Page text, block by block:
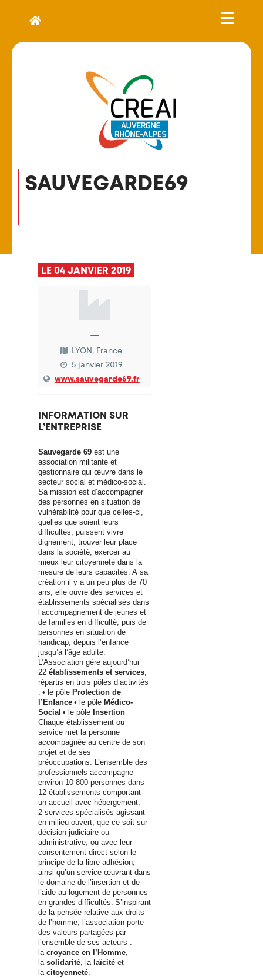
SAUVEGARDE69
LE 04 JANVIER 2019
—
LYON, France
5 janvier 2019
www.sauvegarde69.fr
INFORMATION SUR
L’ENTREPRISE
Sauvegarde 69 est une
association militante et
gestionnaire qui œuvre dans le
secteur social et médico-social.
Sa mission est d’accompagner
des personnes en situation de
vulnérabilité pour que celles-ci,
quelles que soient leurs
difficultés, puissent vivre
dignement, trouver leur place
dans la société, exercer au
mieux leur citoyenneté dans la
mesure de leurs capacités. A sa
création il y a un peu plus de 70
ans, elle ouvre des services et
établissements spécialisés dans
l’accompagnement de jeunes et
de familles en difficulté, puis de
personnes en situation de
handicap, depuis l’enfance
jusqu’à l’âge adulte.
L’Association gère aujourd’hui
22 établissements et services,
répartis en trois pôles d’activités
: • le pôle Protection de
l’Enfance • le pôle Médico-
Social • le pôle Insertion
Chaque établissement ou
service met la personne
accompagnée au centre de son
projet et de ses
préoccupations. L’ensemble des
professionnels accompagne
environ 10 800 personnes dans
12 établissements comportant
un accueil avec hébergement,
2 services spécialisés agissant
en milieu ouvert, que ce soit sur
décision judiciaire ou
administrative, ou avec leur
consentement direct selon le
principe de la libre adhésion,
ainsi qu’un service œuvrant dans
le domaine de l’insertion et de
l’aide au logement de personnes
en grandes difficultés. S’inspirant
de la pensée relative aux droits
de l’homme, l’association porte
des valeurs partagées par
l’ensemble de ses acteurs :
lacroyance en l’Homme,
la solidarité, la laïcité et
la citoyenneté.